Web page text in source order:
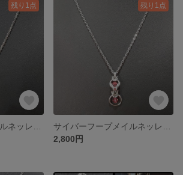
残り1点 残り1点
2,800円